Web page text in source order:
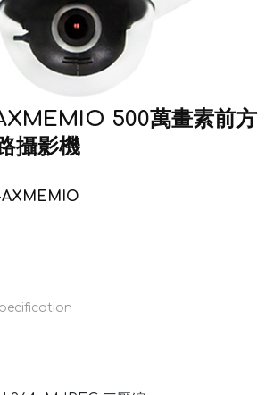
500萬畫素前方
攝影機
AXMEMIO